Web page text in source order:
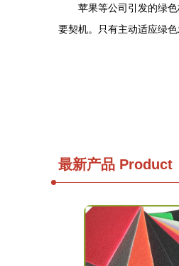
苹果等公司引发的绿
要契机。只有主动适应绿
最新产品 Product